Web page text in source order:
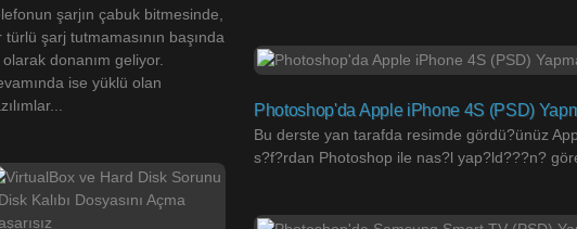
şarjın çabuk bitmesinde,
türlü şarj tutmamasının başında
olarak donanım geliyor.
ise yüklü olan
Photoshop'da Apple iPhone 4S (PSD)
Bu derste yan tarafda resimde gördü?ünüz
s?f?rdan Photoshop ile nas?l yap?ld???n?